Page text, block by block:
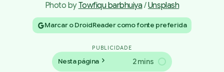
Photo by Towfiqu barbhuiya / Unsplash
Marcar o DroidReader como fonte preferida
PUBLICIDADE
Nesta página 2 mins